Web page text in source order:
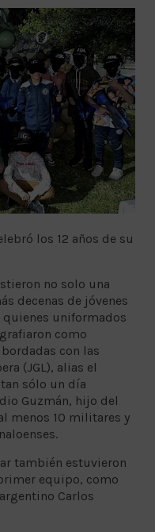
los 12 años de su
no solo una
decenas de jóvenes
quienes uniformados
como
con las
(JGL), alias el
tan sólo un día
Guzmán, hijo del
menos 10 militares y
también estuvieron
equipo, como
Carlos